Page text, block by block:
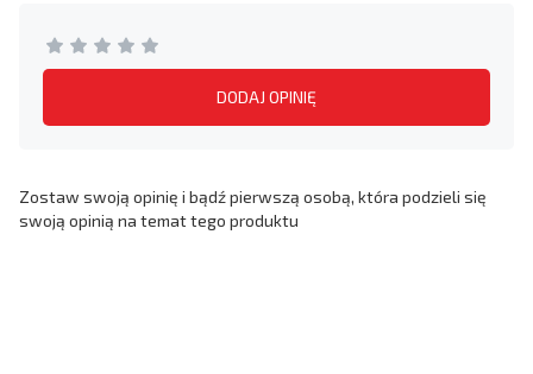
DODAJ OPINIĘ
Zostaw swoją opinię i bądź pierwszą osobą, która podzieli się
swoją opinią na temat tego produktu